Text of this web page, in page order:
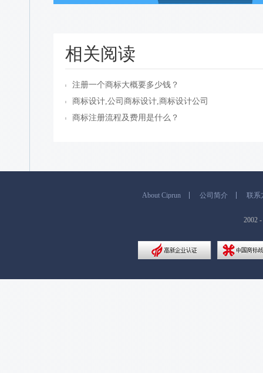
相关阅读
注册一个商标大概要多少钱？
商标设计,公司商标设计,商标设计公司
商标注册流程及费用是什么？
About Ciprun 公司简介 联系
2002